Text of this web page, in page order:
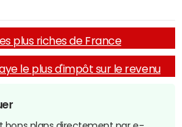
plus riches de France
le plus d'impôt sur le revenu